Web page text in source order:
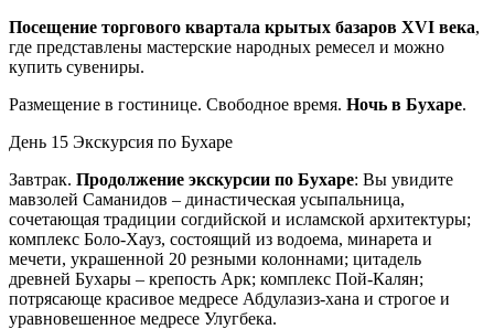
Посещение торгового квартала крытых базаров XVI века,
где представлены мастерские народных ремесел и можно
купить сувениры.
Размещение в гостинице. Свободное время. Ночь в Бухаре.
День 15 Экскурсия по Бухаре
Завтрак. Продолжение экскурсии по Бухаре: Вы увидите
мавзолей Саманидов – династическая усыпальница,
сочетающая традиции согдийской и исламской архитектуры;
комплекс Боло-Хауз, состоящий из водоема, минарета и
мечети, украшенной 20 резными колоннами; цитадель
древней Бухары – крепость Арк; комплекс Пой-Калян;
потрясающе красивое медресе Абдулазиз-хана и строгое и
уравновешенное медресе Улугбека.